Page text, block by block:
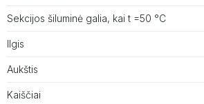
Sekcijos šiluminė galia, kai t =50 °C
Ilgis
Aukštis
Kaiščiai